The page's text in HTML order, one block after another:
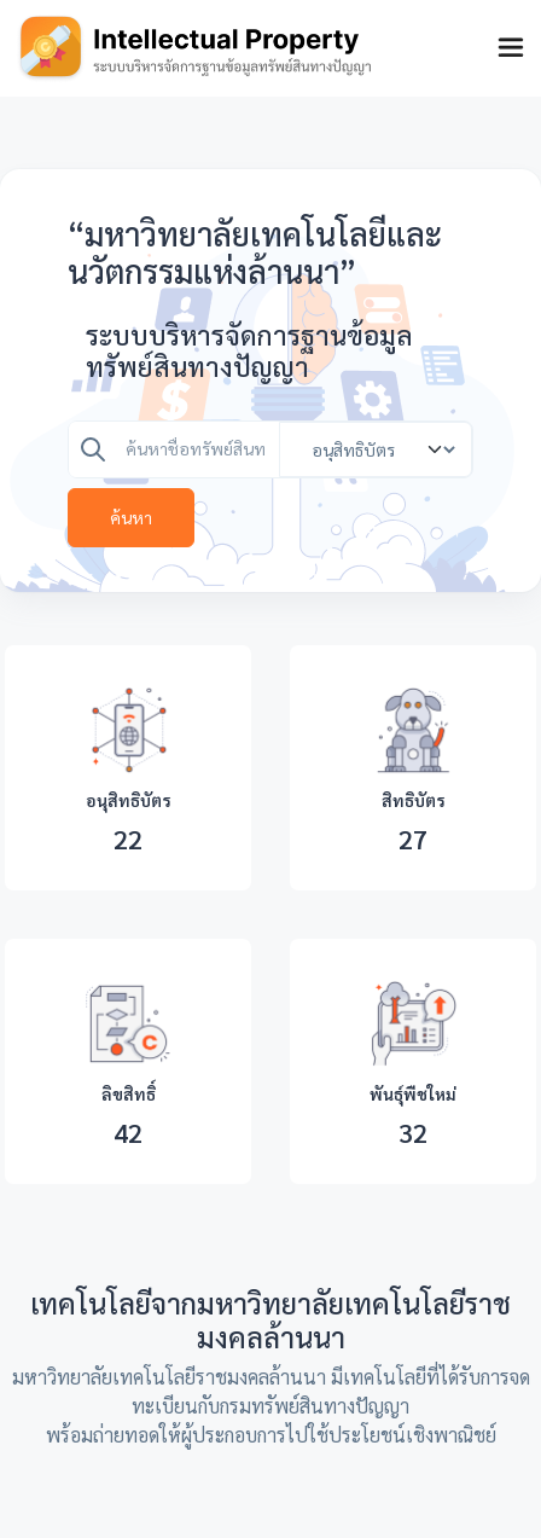
“มหาวิทยาลัยเทคโนโลยีและ
นวัตกรรมแห่งล้านนา”
ระบบบริหารจัดการฐานข้อมูล
ทรัพย์สินทางปัญญา
ค้นหา
อนุสิทธิบัตร
22
สิทธิบัตร
27
ลิขสิทธิ์
42
พันธุ์พืชใหม่
32
เทคโนโลยีจากมหาวิทยาลัยเทคโนโลยีราช
มงคลล้านนา
มหาวิทยาลัยเทคโนโลยีราชมงคลล้านนา มีเทคโนโลยีที่ได้รับการจด
ทะเบียนกับกรมทรัพย์สินทางปัญญา
พร้อมถ่ายทอดให้ผู้ประกอบการไปใช้ประโยชน์เชิงพาณิชย์